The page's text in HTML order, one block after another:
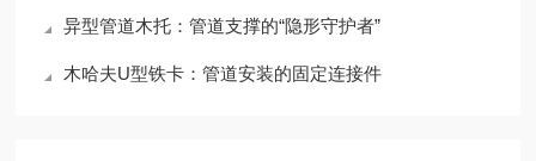
异型管道木托：管道支撑的“隐形守护者”
木哈夫U型铁卡：管道安装的固定连接件